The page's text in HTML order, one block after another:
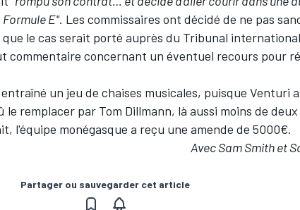
E". Les commissaires ont décidé de ne pas
le cas serait porté auprès du Tribunal
commentaire concernant un éventuel recours pour
un jeu de chaises musicales, puisque Venturi
le remplacer par Tom Dillmann, là aussi moins de
l'équipe monégasque a reçu une amende de 5000€.
Avec Sam Smith et
Partager ou sauvegarder cet article